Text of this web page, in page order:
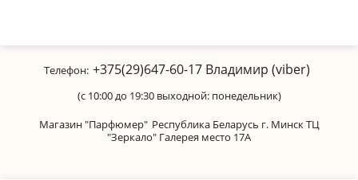
Телефон: +375(29)647-60-17 Владимир (viber)
(с 10:00 до 19:30 выходной: понедельник)
Магазин "Парфюмер" Республика Беларусь г. Минск ТЦ
"Зеркало" Галерея место 17А